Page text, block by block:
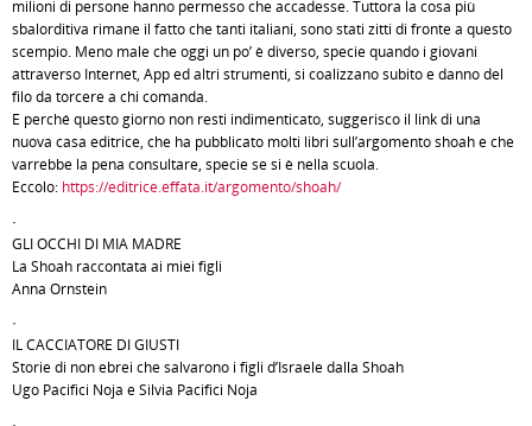
milioni di persone hanno permesso che accadesse. Tuttora la cosa più
sbalorditiva rimane il fatto che tanti italiani, sono stati zitti di fronte a questo
scempio. Meno male che oggi un po’ è diverso, specie quando i giovani
attraverso Internet, App ed altri strumenti, si coalizzano subito e danno del
filo da torcere a chi comanda.
E perché questo giorno non resti indimenticato, suggerisco il link di una
nuova casa editrice, che ha pubblicato molti libri sull’argomento shoah e che
varrebbe la pena consultare, specie se si è nella scuola.
Eccolo: https://editrice.effata.it/argomento/shoah/
·
GLI OCCHI DI MIA MADRE
La Shoah raccontata ai miei figli
Anna Ornstein
·
IL CACCIATORE DI GIUSTI
Storie di non ebrei che salvarono i figli d’Israele dalla Shoah
Ugo Pacifici Noja e Silvia Pacifici Noja